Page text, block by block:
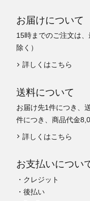
お届けについて
15時までのご注文は
除く）
詳しくはこちら
送料について
お届け先1件につき、
件につき、商品代金
詳しくはこちら
お支払いについ
・クレジット
・後払い